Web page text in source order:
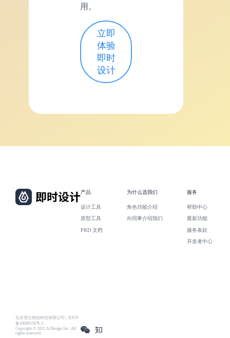
用。
立即
体验
即时
设计
北京雪云锐创科技有限公司 | 京ICP
备16060150号-2
Copyright © 2021 Js.Design Inc. All
rights reserved.
产品
设计工具
原型工具
PRD 文档
为什么选我们
角色功能介绍
向同事介绍我们
服务
帮助中心
最新功能
服务条款
开发者中心